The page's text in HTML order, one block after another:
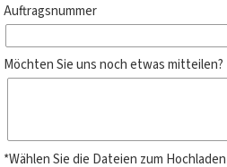
Auftragsnummer
Möchten Sie uns noch etwas mitteilen?
*Wählen Sie die Dateien zum Hochladen